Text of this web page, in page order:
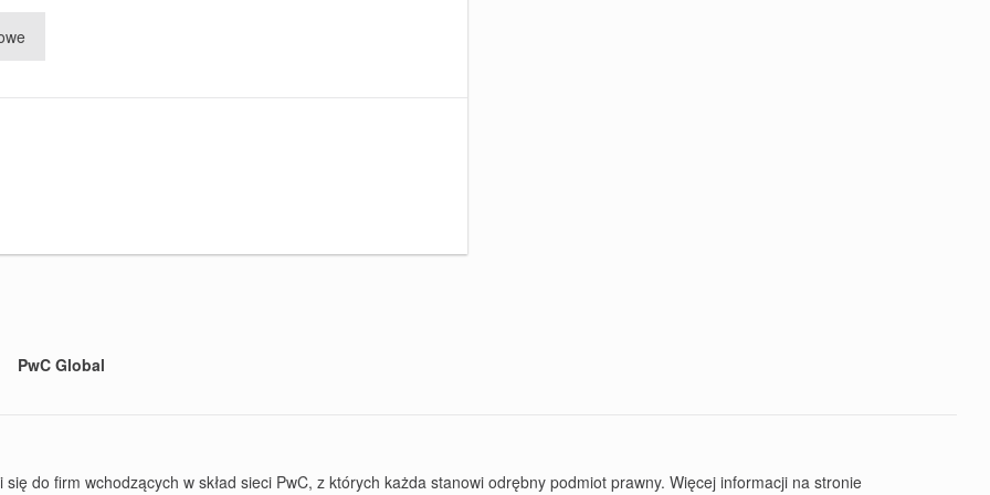
PwC Global
do firm wchodzących w skład sieci PwC, z których każda stanowi odrębny podmiot prawny. Więcej informacji na stronie